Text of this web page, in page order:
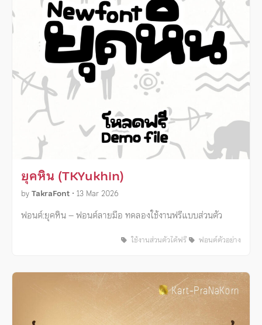
ยุคหิน (TKYukhin)
byTakraFont • 13 Mar 2026
ฟอนต์:ยุคหิน – ฟอนต์ลายมือ ทดลองใช้งานฟรีแบบส่วนตัว
ใช้งานส่วนตัวได้ฟรี ฟอนต์ตัวอย่าง